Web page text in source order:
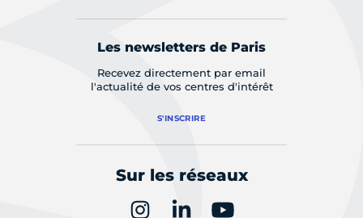
Les newsletters de Paris
Recevez directement par email
l'actualité de vos centres d'intérêt
S'INSCRIRE
Sur les réseaux